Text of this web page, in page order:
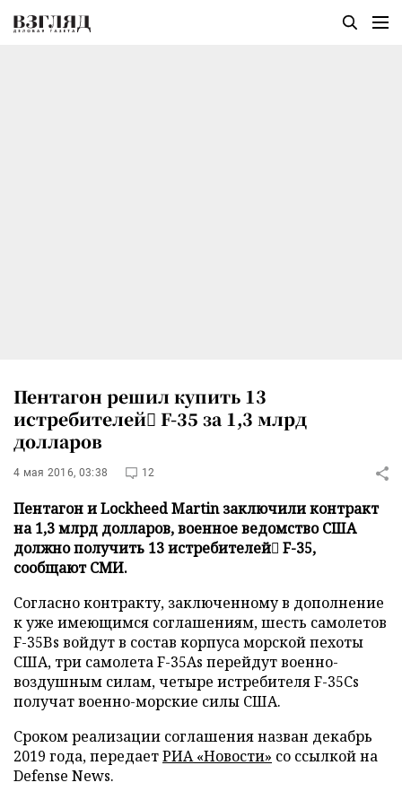
Пентагон решил купить 13
истребителей ّF-35 за 1,3 млрд
долларов
4 мая 2016, 03:38 12
Пентагон и Lockheed Martin заключили контракт
на 1,3 млрд долларов, военное ведомство США
должно получить 13 истребителей ّF-35,
сообщают СМИ.
Согласно контракту, заключенному в дополнение
к уже имеющимся соглашениям, шесть самолетов
F-35Bs войдут в состав корпуса морской пехоты
США, три самолета F-35As перейдут военно-
воздушным силам, четыре истребителя F-35Cs
получат военно-морские силы США.
Сроком реализации соглашения назван декабрь
2019 года, передаетРИА «Новости» со ссылкой на
Defense News.